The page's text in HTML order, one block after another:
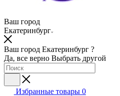
Ваш город
Екатеринбург
Ваш город Екатеринбург ?
Да, все верно Выбрать другой
Избранные товары 0